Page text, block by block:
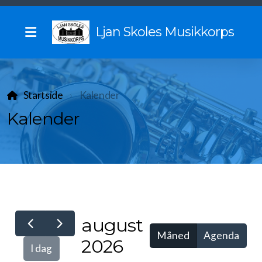
Ljan Skoles Musikkorps
Startside Kalender
Kalender
I dag
august
2026
Måned Agenda
Vil du spille med oss?
Vedtekter
Uniformsreglement
Begynnelsen
Sommerturer gjennom tidene